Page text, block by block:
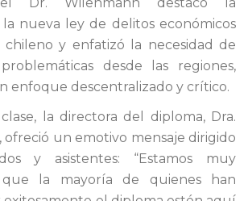
nueva ley de delitos económicos
y enfatizó la necesidad de
desde las regiones,
enfoque descentralizado y crítico.
la directora del diploma, Dra.
ofreció un emotivo mensaje dirigido
y asistentes: “Estamos muy
la mayoría de quienes han